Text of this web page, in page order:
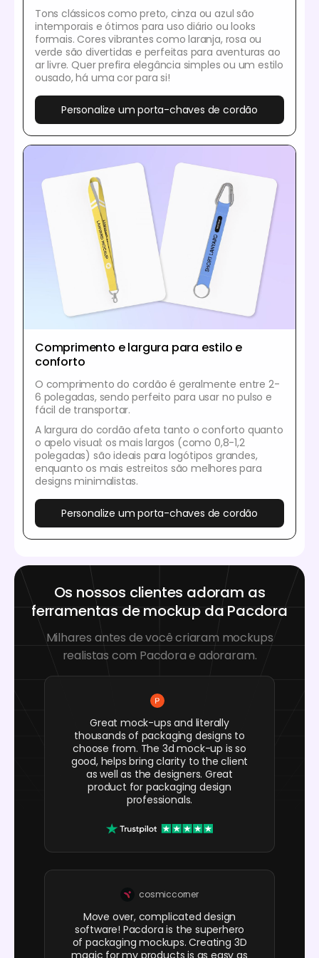
Tons clássicos como preto, cinza ou azul são
intemporais e ótimos para uso diário ou looks
formais. Cores vibrantes como laranja, rosa ou
verde são divertidas e perfeitas para aventuras ao
ar livre. Quer prefira elegância simples ou um estilo
ousado, há uma cor para si!
Personalize um porta-chaves de cordão
Comprimento e largura para estilo e
conforto
O comprimento do cordão é geralmente entre 2-
6 polegadas, sendo perfeito para usar no pulso e
fácil de transportar.
A largura do cordão afeta tanto o conforto quanto
o apelo visual: os mais largos (como 0,8-1,2
polegadas) são ideais para logótipos grandes,
enquanto os mais estreitos são melhores para
designs minimalistas.
Personalize um porta-chaves de cordão
Os nossos clientes adoram as
ferramentas de mockup da Pacdora
Milhares antes de você criaram mockups
realistas com Pacdora e adoraram.
Great mock-ups and literally
thousands of packaging designs to
choose from. The 3d mock-up is so
good, helps bring clarity to the client
as well as the designers. Great
product for packaging design
professionals.
cosmiccorner
Move over, complicated design
software! Pacdora is the superhero
of packaging mockups. Creating 3D
magic for my products is as easy as